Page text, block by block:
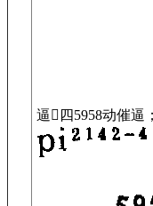
逼𣞳 四5958动催逼